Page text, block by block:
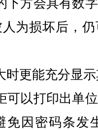
方会具有数字
为损坏后，
更能充分显示
以打印出单位
免因密码条发